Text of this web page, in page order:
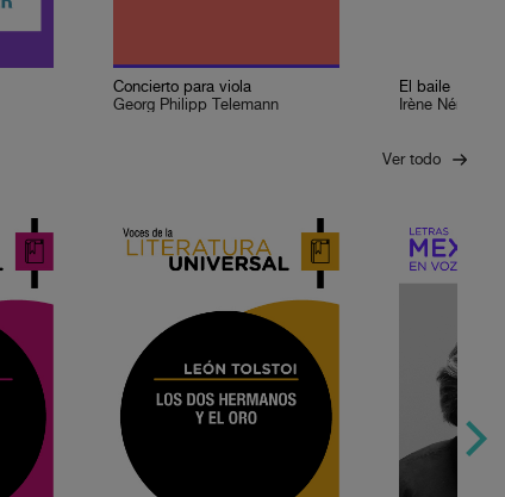
Concierto para viola
Georg Philipp Telemann
El baile
Irène
Ver todo